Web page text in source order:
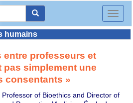
Toggle
humains
entre professeurs et
simplement une
consentants »
of Bioethics and Director of